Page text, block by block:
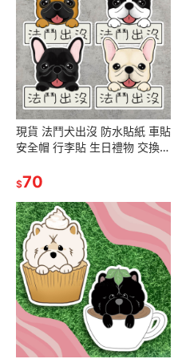
現貨 法鬥犬出沒 防水貼紙 車貼
安全帽 行李貼 生日禮物 交換禮
定做]
$70